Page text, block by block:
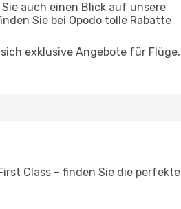
auch einen Blick auf unsere
Sie bei Opodo tolle Rabatte
exklusive Angebote für Flüge,
Class – finden Sie die perfekte